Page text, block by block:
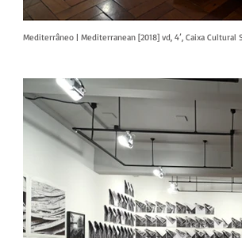
Mediterrâneo | Mediterranean [2018] vd, 4’, Caixa